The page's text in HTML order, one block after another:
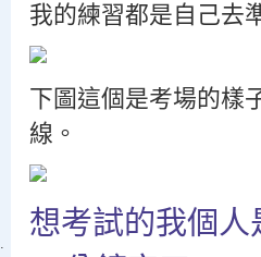
我的練習都是自己去
下圖這個是考場的樣
線。
想考試的我個